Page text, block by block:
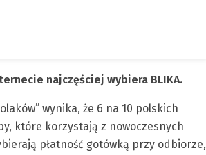
najczęściej wybiera BLIKA.
wynika, że 6 na 10 polskich
które korzystają z nowoczesnych
płatność gotówką przy odbiorze,